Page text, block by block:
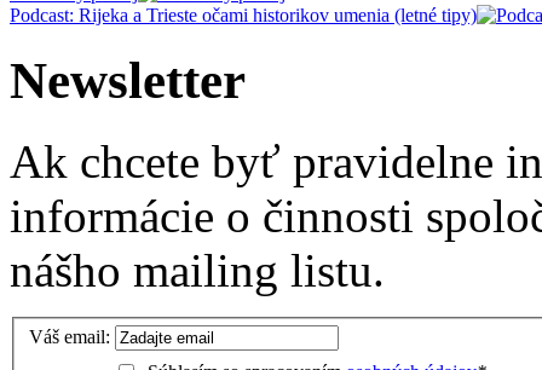
Podcast: Rijeka a Trieste očami historikov umenia (letné tipy)
Newsletter
Ak chcete byť pravidelne
informácie o činnosti
nášho mailing listu.
Váš email: